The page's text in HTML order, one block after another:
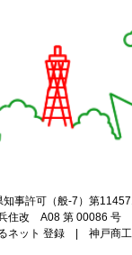
知事許可（般-7）第
住改 A08 第 00086 号
ネット 登録 | 神戸商工